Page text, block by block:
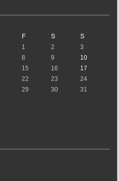
F S
S
1
2
3
8 9
10
15 16
17
22 23
24
29 30 31